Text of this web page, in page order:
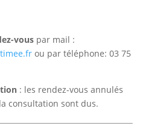
vouspar mail :
ou par téléphone: 03 75
: les rendez-vous annulés
consultation sont dus.